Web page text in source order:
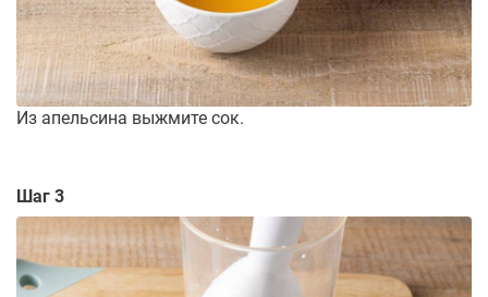
Из апельсина выжмите сок.
Шаг 3